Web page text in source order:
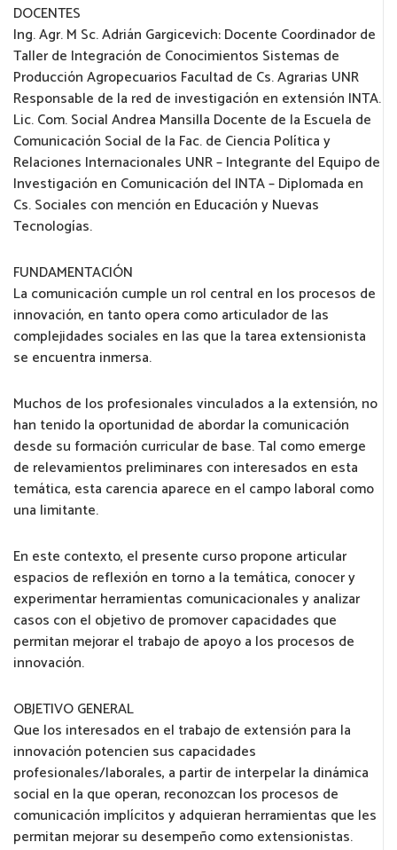
DOCENTES
Ing. Agr. M Sc. Adrián Gargicevich: Docente Coordinador de
Taller de Integración de Conocimientos Sistemas de
Producción Agropecuarios Facultad de Cs. Agrarias UNR
Responsable de la red de investigación en extensión INTA.
Lic. Com. Social Andrea Mansilla Docente de la Escuela de
Comunicación Social de la Fac. de Ciencia Política y
Relaciones Internacionales UNR – Integrante del Equipo de
Investigación en Comunicación del INTA – Diplomada en
Cs. Sociales con mención en Educación y Nuevas
Tecnologías.
FUNDAMENTACIÓN
La comunicación cumple un rol central en los procesos de
innovación, en tanto opera como articulador de las
complejidades sociales en las que la tarea extensionista
se encuentra inmersa.
Muchos de los profesionales vinculados a la extensión, no
han tenido la oportunidad de abordar la comunicación
desde su formación curricular de base. Tal como emerge
de relevamientos preliminares con interesados en esta
temática, esta carencia aparece en el campo laboral como
una limitante.
En este contexto, el presente curso propone articular
espacios de reflexión en torno a la temática, conocer y
experimentar herramientas comunicacionales y analizar
casos con el objetivo de promover capacidades que
permitan mejorar el trabajo de apoyo a los procesos de
innovación.
OBJETIVO GENERAL
Que los interesados en el trabajo de extensión para la
innovación potencien sus capacidades
profesionales/laborales, a partir de interpelar la dinámica
social en la que operan, reconozcan los procesos de
comunicación implícitos y adquieran herramientas que les
permitan mejorar su desempeño como extensionistas.